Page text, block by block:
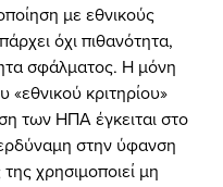
με εθνικούς
όχι πιθανότητα,
σφάλματος. Η μόνη
«εθνικού κριτηρίου»
των ΗΠΑ έγκειται στο
στην ύφανση
χρησιμοποιεί μη